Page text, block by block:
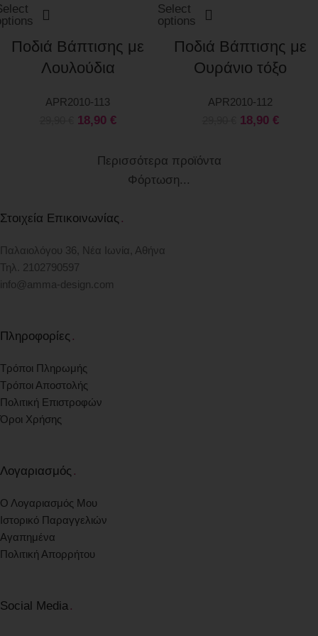
Ποδιά Βάπτισης με
Λουλούδια
APR2010-113
18,90 €
Select
options
Ποδιά Βάπτισης με
Ουράνιο τόξο
APR2010-112
18,90 €
Περισσότερα προϊόντα
Φόρτωση...
Στοιχεία Επικοινωνίας .
Παλαιολόγου 36, Νέα Ιωνία, Αθήνα
Τηλ. 2102790597
info@amma-design.com
Πληροφορίες .
Τρόποι Πληρωμής
Τρόποι Αποστολής
Πολιτική Επιστροφών
Όροι Χρήσης
Λογαριασμός .
Ο Λογαριασμός Μου
Ιστορικό Παραγγελιών
Αγαπημένα
Πολιτική Απορρήτου
Social Media .